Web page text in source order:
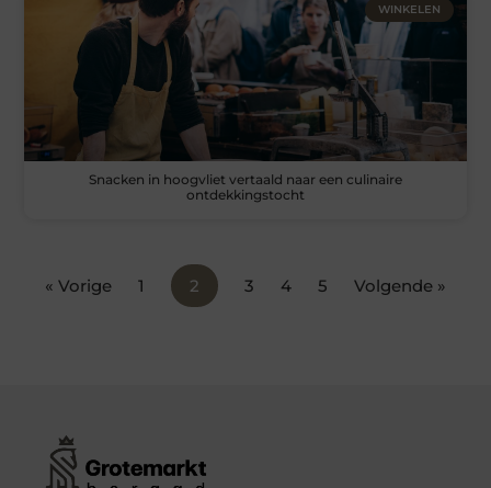
WINKELEN
Snacken in hoogvliet vertaald naar een culinaire
ontdekkingstocht
« Vorige 1 2 3 4 5 Volgende »